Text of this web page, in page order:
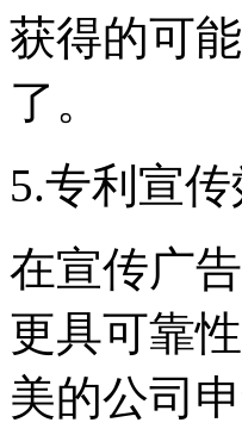
获得的可
了。
5.专利宣
在宣传广
更具可靠
美的公司